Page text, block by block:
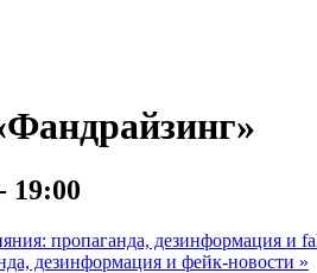
19:00
пропаганда, дезинформация и
дезинформация и фейк-новости »